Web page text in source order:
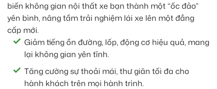
biến không gian nội thất xe bạn thành một “ốc đảo”
yên bình, nâng tầm trải nghiệm lái xe lên một đẳng
cấp mới.
Giảm tiếng ồn đường, lốp, động cơ hiệu quả, mang
lại không gian yên tĩnh.
Tăng cường sự thoải mái, thư giãn tối đa cho
hành khách trên mọi hành trình.